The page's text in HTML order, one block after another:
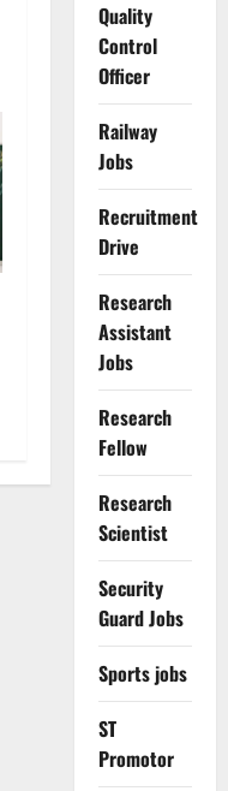
Quality
Control
Officer
Railway
Jobs
Recruitment
Drive
Research
Assistant
Jobs
Research
Fellow
Research
Scientist
Security
Guard Jobs
Sports jobs
ST
Promotor